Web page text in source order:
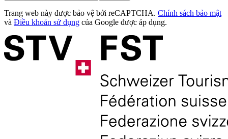
Trang web này được bảo vệ bởi reCAPTCHA. Chính sách bảo mật
và Điều khoản sử dụng của Google được áp dụng.